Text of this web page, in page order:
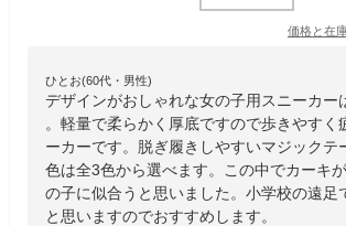
価格と在
ひとお(60代・男性)
デザインがおしゃれな女の子用スニーカー
。軽量で柔らかく厚底ですので歩きやすく
ーカーです。脱ぎ履きしやすいマジックテ
色は全3色から選べます。この中でカーキ
の子に似合うと思いました。小学校の遠足
と思いますのでおすすめします。